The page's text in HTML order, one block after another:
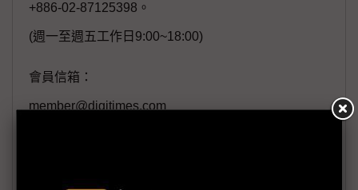
+886-02-87125398。
(週一至週五工作日9:00~18:00)
會員信箱：
member@digitimes.com